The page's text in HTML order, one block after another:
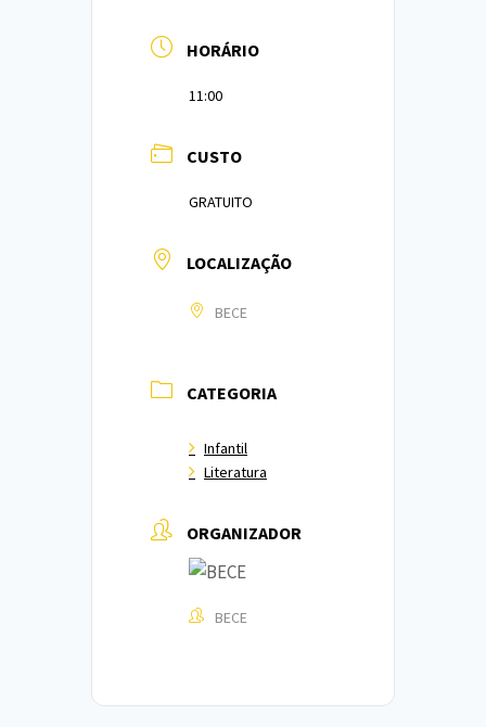
HORÁRIO
11:00
CUSTO
GRATUITO
LOCALIZAÇÃO
BECE
CATEGORIA
Infantil
Literatura
ORGANIZADOR
BECE